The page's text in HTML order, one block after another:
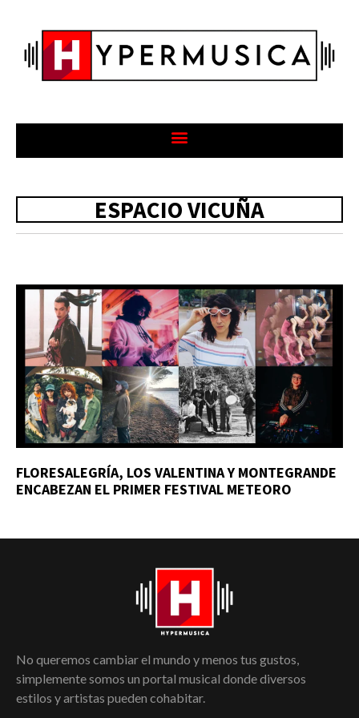
ESPACIO VICUÑA
FLORESALEGRÍA, LOS VALENTINA Y MONTEGRANDE
ENCABEZAN EL PRIMER FESTIVAL METEORO
No queremos cambiar el mundo y menos tus gustos,
simplemente somos un portal musical donde diversos
estilos y artistas pueden cohabitar.